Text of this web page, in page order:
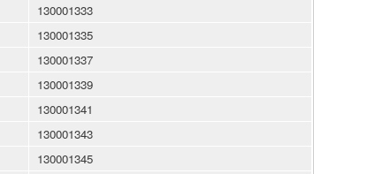
130001333
130001335
130001337
130001339
130001341
130001343
130001345